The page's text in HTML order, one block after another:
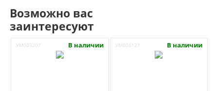
Возможно вас
заинтересуют
УМ003207 В наличии УМ008127 В наличии